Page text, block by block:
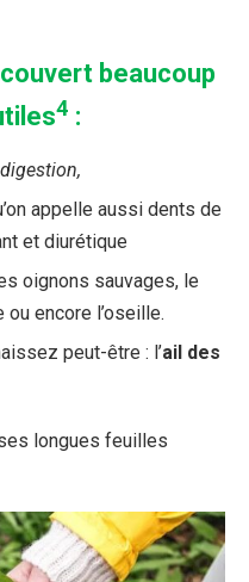
beaucoup
4 :
appelle aussi dents de
et diurétique
oignons sauvages, le
encore l’oseille.
peut-être : l’ail des
longues feuilles